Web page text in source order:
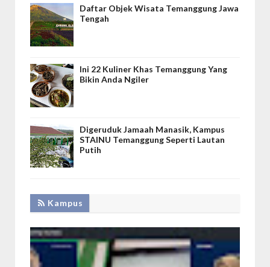
Daftar Objek Wisata Temanggung Jawa
Tengah
Ini 22 Kuliner Khas Temanggung Yang
Bikin Anda Ngiler
Digeruduk Jamaah Manasik, Kampus
STAINU Temanggung Seperti Lautan
Putih
Kampus